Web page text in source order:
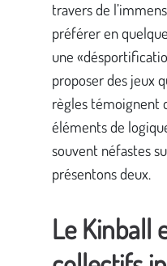
travers de
préférer en
une
proposer des jeux
règles témoignent
éléments de
souvent néfastes
présentons deux.
Le Kinball